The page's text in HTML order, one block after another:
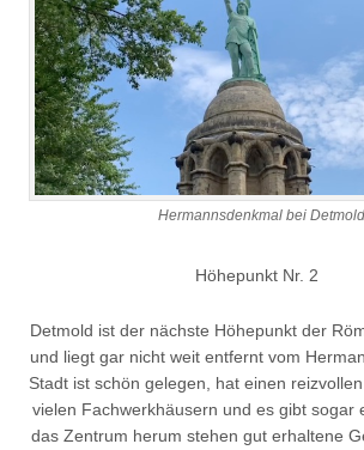
Hermannsdenkmal bei Detmold
Höhepunkt Nr. 2
Detmold ist der nächste Höhepunkt der
und liegt gar nicht weit entfernt vom
Stadt ist schön gelegen, hat einen
vielen Fachwerkhäusern und es gibt sogar
das Zentrum herum stehen gut erhaltene